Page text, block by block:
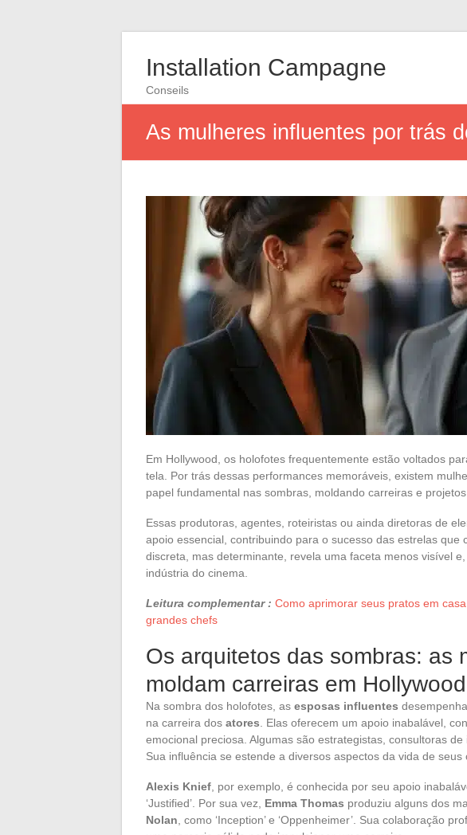
Installation Campagne
Conseils
As mulheres influentes por trás
Em Hollywood, os holofotes frequentemente estão voltados
tela. Por trás dessas performances memoráveis, existem
papel fundamental nas sombras, moldando carreiras e
Essas produtoras, agentes, roteiristas ou ainda diretoras de
apoio essencial, contribuindo para o sucesso das estrelas que
discreta, mas determinante, revela uma faceta menos visível
indústria do cinema.
Leitura complementar : Como aprimorar seus pratos em
grandes chefs
Os arquitetos das sombras: as
moldam carreiras em Hollywood
Na sombra dos holofotes, as esposas influentes
na carreira dos atores . Elas oferecem um apoio inabalável,
emocional preciosa. Algumas são estrategistas, consultoras
Sua influência se estende a diversos aspectos da vida de seus
Alexis Knief , por exemplo, é conhecida por seu apoio
‘Justified’. Por sua vez, Emma Thomas produziu alguns dos
Nolan , como ‘Inception’ e ‘Oppenheimer’. Sua colaboração